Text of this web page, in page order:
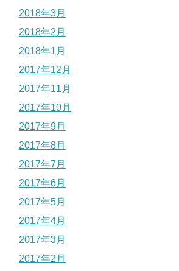
2018年3月
2018年2月
2018年1月
2017年12月
2017年11月
2017年10月
2017年9月
2017年8月
2017年7月
2017年6月
2017年5月
2017年4月
2017年3月
2017年2月